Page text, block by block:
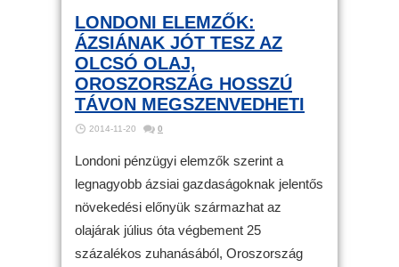
LONDONI ELEMZŐK:
ÁZSIÁNAK JÓT TESZ AZ
OLCSÓ OLAJ,
OROSZORSZÁG HOSSZÚ
TÁVON MEGSZENVEDHETI
2014-11-20 0
Londoni pénzügyi elemzők szerint a
legnagyobb ázsiai gazdaságoknak jelentős
növekedési előnyük származhat az
olajárak július óta végbement 25
százalékos zuhanásából, Oroszország